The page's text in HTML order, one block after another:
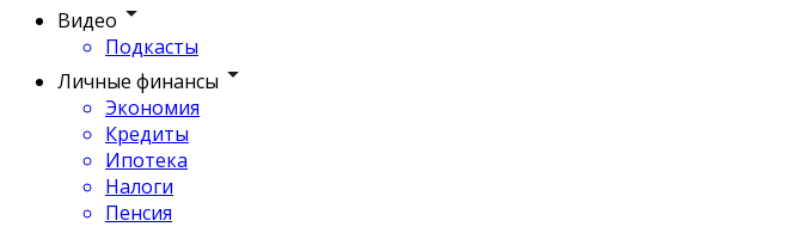
Видео
Подкасты
Личные финансы
Экономия
Кредиты
Ипотека
Налоги
Пенсия